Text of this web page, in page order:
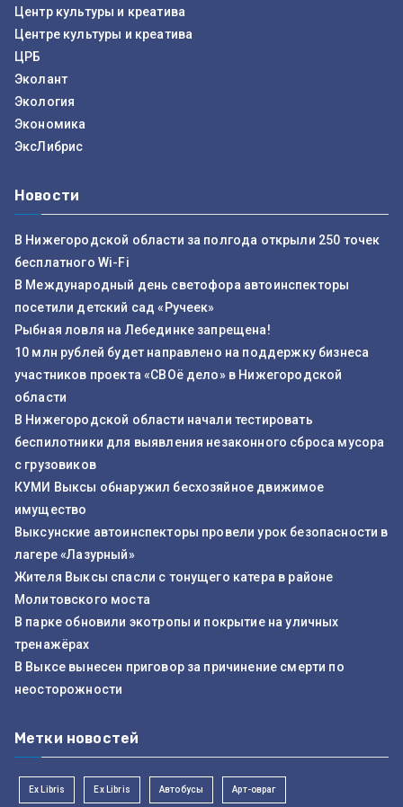
Центр культуры и креатива
Центре культуры и креатива
ЦРБ
Эколант
Экология
Экономика
ЭксЛибрис
Новости
В Нижегородской области за полгода открыли 250 точек
бесплатного Wi-Fi
В Международный день светофора автоинспекторы
посетили детский сад «Ручеек»
Рыбная ловля на Лебединке запрещена!
10 млн рублей будет направлено на поддержку бизнеса
участников проекта «СВОё дело» в Нижегородской
области
В Нижегородской области начали тестировать
беспилотники для выявления незаконного сброса мусора
с грузовиков
КУМИ Выксы обнаружил бесхозяйное движимое
имущество
Выксунские автоинспекторы провели урок безопасности в
лагере «Лазурный»
Жителя Выксы спасли с тонущего катера в районе
Молитовского моста
В парке обновили экотропы и покрытие на уличных
тренажёрах
В Выксе вынесен приговор за причинение смерти по
неосторожности
Метки новостей
Ex Libris Ex Libris Автобусы Арт-овраг